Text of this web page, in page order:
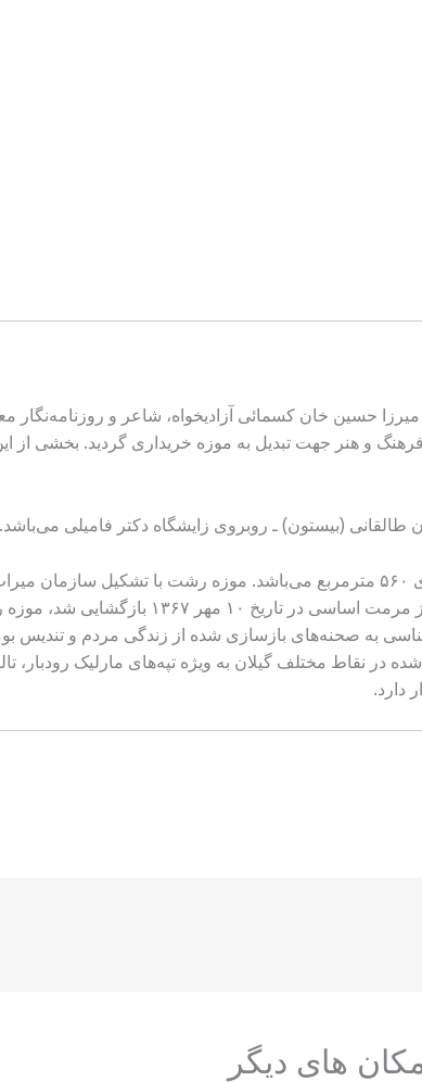
حسین خان کسمائی آزادیخواه، شاعر و روزنامه‌نگار
طالقانی (بیستون) ـ روبروی زایشگاه دکتر فامیلی می‌باشد.
ساختمان موزه رشت دارای قدمتی در حدود ۷۰ سال و با زیربنای ۵۶۰ مترمربع می‌باشد. موزه رشت
مدیریت و برنامه‌ریزی موزه‌ها و نمایشگاه‌ها قرار گرفت و پس از مرمت
به صحنه‌های بازسازی شده از زندگی مردم و تندیس
نقاط مختلف گیلان به ویژه تپه‌های مارلیک رودبار،
دارد.
های دیگر